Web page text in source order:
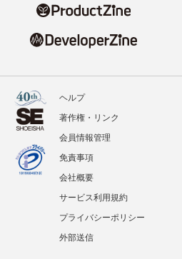
ヘルプ
著作権・リンク
会員情報管理
免責事項
会社概要
サービス利用規約
プライバシーポリシー
外部送信